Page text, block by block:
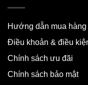
Hướng dẫn mua
Điều khoản & điều
Chính sách ưu đãi
Chính sách bảo mật